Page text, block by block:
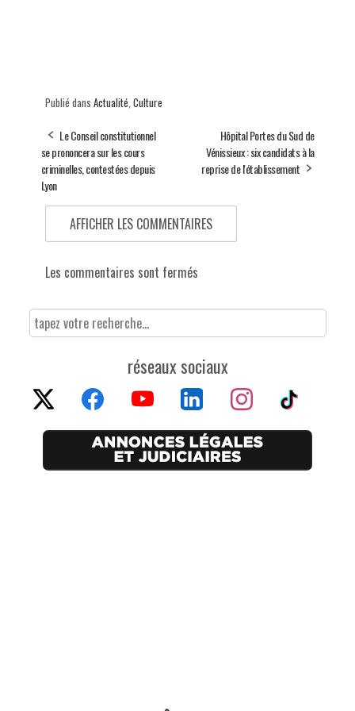
Publié dans Actualité Culture
Le Conseil constitutionnel
se prononcera sur les cours
criminelles, contestées depuis
Lyon
Hôpital Portes du Sud de
Vénissieux : six candidats à la
reprise de l'établissement
AFFICHER LES COMMENTAIRES
Les commentaires sont fermés
réseaux sociaux